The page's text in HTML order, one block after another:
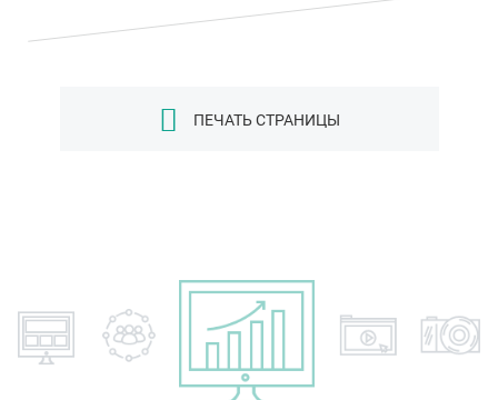
ПЕЧАТЬ СТРАНИЦЫ